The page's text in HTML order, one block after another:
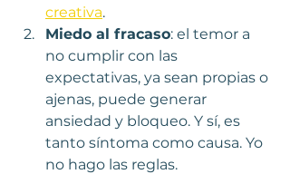
creativa.
Miedo al fracaso: el temor a
no cumplir con las
expectativas, ya sean propias o
ajenas, puede generar
ansiedad y bloqueo. Y sí, es
tanto síntoma como causa. Yo
no hago las reglas.